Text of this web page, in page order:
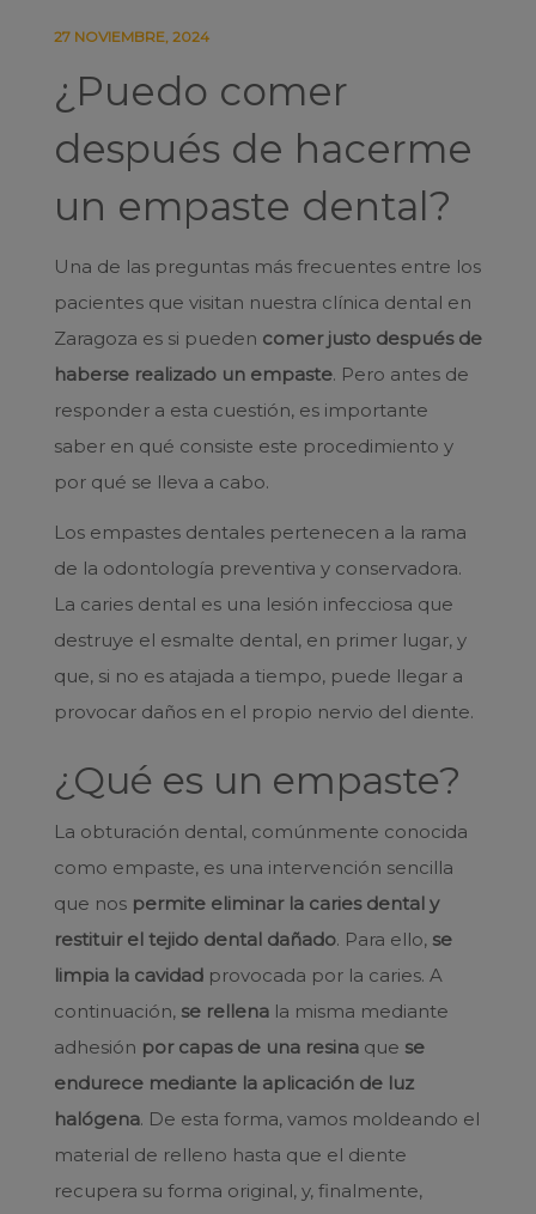
27 NOVIEMBRE, 2024
¿Puedo comer
después de hacerme
un empaste dental?
Una de las preguntas más frecuentes entre los
pacientes que visitan nuestra clínica dental en
Zaragoza es si pueden comer justo después de
haberse realizado un empaste. Pero antes de
responder a esta cuestión, es importante
saber en qué consiste este procedimiento y
por qué se lleva a cabo.
Los empastes dentales pertenecen a la rama
de la odontología preventiva y conservadora.
La caries dental es una lesión infecciosa que
destruye el esmalte dental, en primer lugar, y
que, si no es atajada a tiempo, puede llegar a
provocar daños en el propio nervio del diente.
¿Qué es un empaste?
La obturación dental, comúnmente conocida
como empaste, es una intervención sencilla
que nos permite eliminar la caries dental y
restituir el tejido dental dañado. Para ello, se
limpia la cavidad provocada por la caries. A
continuación, se rellena la misma mediante
adhesión por capas de una resina que se
endurece mediante la aplicación de luz
halógena. De esta forma, vamos moldeando el
material de relleno hasta que el diente
recupera su forma original, y, finalmente,